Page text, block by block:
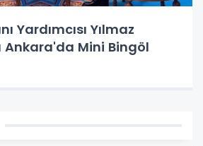
Yardımcısı Yılmaz
Ankara'da Mini Bingöl